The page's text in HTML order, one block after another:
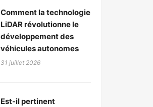
Comment la technologie
LiDAR révolutionne le
développement des
véhicules autonomes
31 juillet 2026
Est-il pertinent